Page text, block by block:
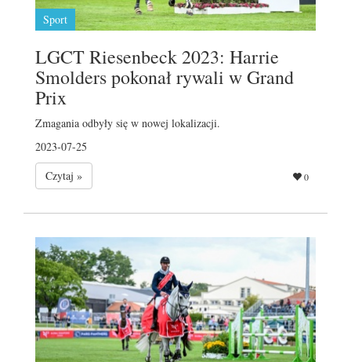
Sport
LGCT Riesenbeck 2023: Harrie
Smolders pokonał rywali w Grand
Prix
Zmagania odbyły się w nowej lokalizacji.
2023-07-25
Czytaj »
0